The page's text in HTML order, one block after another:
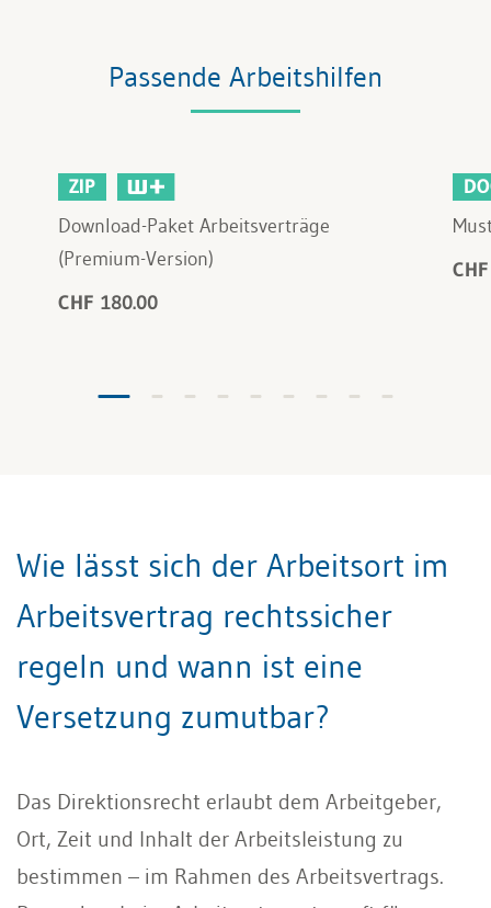
Passende Arbeitshilfen
ZIP
Download-Paket Arbeitsverträge
(Premium-Version)
CHF 180.00
Wie lässt sich der Arbeitsort im
Arbeitsvertrag rechtssicher
regeln und wann ist eine
Versetzung zumutbar?
Das Direktionsrecht erlaubt dem Arbeitgeber,
Ort, Zeit und Inhalt der Arbeitsleistung zu
bestimmen – im Rahmen des Arbeitsvertrags.